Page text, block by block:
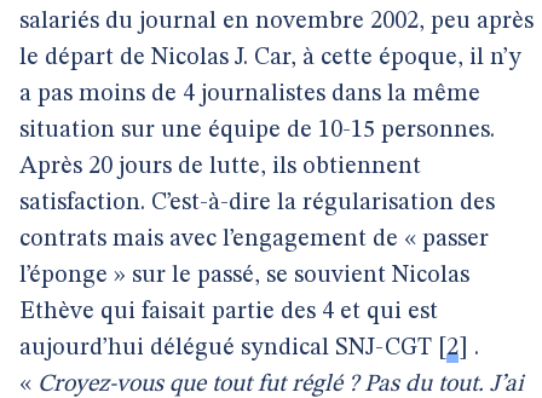
salariés du journal en novembre 2002, peu après
le départ de Nicolas J. Car, à cette époque, il n’y
a pas moins de 4 journalistes dans la même
situation sur une équipe de 10-15 personnes.
Après 20 jours de lutte, ils obtiennent
satisfaction. C’est-à-dire la régularisation des
contrats mais avec l’engagement de « passer
l’éponge » sur le passé, se souvient Nicolas
Ethève qui faisait partie des 4 et qui est
aujourd’hui délégué syndical SNJ-CGT 2
.
« Croyez-vous que tout fut réglé ? Pas du tout. J’ai